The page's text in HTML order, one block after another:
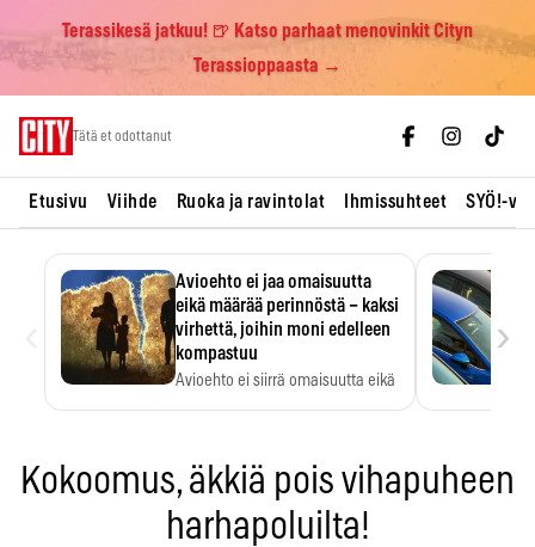
Terassikesä jatkuu! 🍺 Katso parhaat menovinkit Cityn
Terassioppaasta →
Tätä et odottanut
Etusivu Viihde Ruoka ja ravintolat Ihmissuhteet SYÖ!-
Avioehto ei jaa omaisuutta
eikä määrää perinnöstä – kaksi
virhettä, joihin moni edelleen
kompastuu
Avioehto ei siirrä omaisuutta eikä
›
Kokoomus, äkkiä pois vihapuheen
harhapoluilta!